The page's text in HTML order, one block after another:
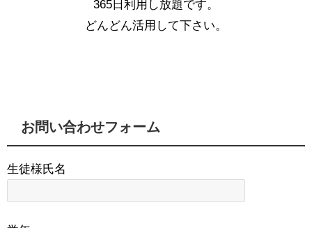
365日利用し放題です。
どんどん活用して下さい。
お問い合わせフォーム
生徒様氏名